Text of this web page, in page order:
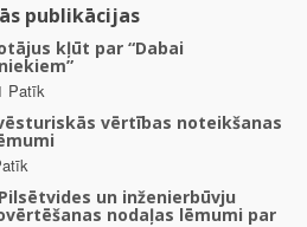
publikācijas
kļūt par “Dabai
Patīk
vērtības noteikšanas
Pilsētvides un inženierbūvju
nodaļas lēmumi par